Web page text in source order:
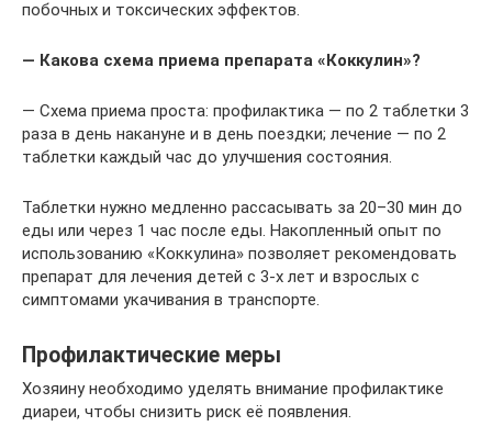
побочных и токсических эффектов.
— Какова схема приема препарата «Коккулин»?
— Схема приема проста: профилактика — по 2 таблетки 3
раза в день накануне и в день поездки; лечение — по 2
таблетки каждый час до улучшения состояния.
Таблетки нужно медленно рассасывать за 20–30 мин до
еды или через 1 час после еды. Накопленный опыт по
использованию «Коккулина» позволяет рекомендовать
препарат для лечения детей с 3-х лет и взрослых с
симптомами укачивания в транспорте.
Профилактические меры
Хозяину необходимо уделять внимание профилактике
диареи, чтобы снизить риск её появления.